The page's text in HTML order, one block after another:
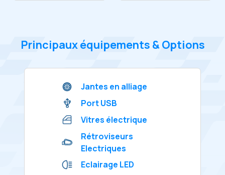
Principaux équipements & Options
Jantes en alliage
Port USB
Vitres électrique
Rétroviseurs
Electriques
Eclairage LED